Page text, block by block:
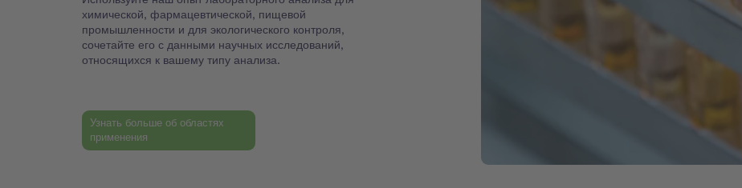
химической, фармацевтической, пищевой
промышленности и для экологического контроля,
сочетайте его с данными научных исследований,
относящихся к вашему типу анализа.
Узнать больше об областях
применения